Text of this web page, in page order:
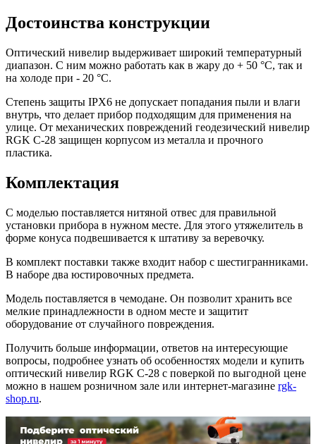
Достоинства конструкции
Оптический нивелир выдерживает широкий температурный
диапазон. С ним можно работать как в жару до + 50 °C, так и
на холоде при - 20 °C.
Степень защиты IPХ6 не допускает попадания пыли и влаги
внутрь, что делает прибор подходящим для применения на
улице. От механических повреждений геодезический нивелир
RGK C-28 защищен корпусом из металла и прочного
пластика.
Комплектация
С моделью поставляется нитяной отвес для правильной
установки прибора в нужном месте. Для этого утяжелитель в
форме конуса подвешивается к штативу за веревочку.
В комплект поставки также входит набор с шестигранниками.
В наборе два юстировочных предмета.
Модель поставляется в чемодане. Он позволит хранить все
мелкие принадлежности в одном месте и защитит
оборудование от случайного повреждения.
Получить больше информации, ответов на интересующие
вопросы, подробнее узнать об особенностях модели и купить
оптический нивелир RGK C-28 с поверкой по выгодной цене
можно в нашем розничном зале или интернет-магазине rgk-
shop.ru.